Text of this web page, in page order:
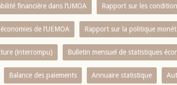
financière dans l‘UMOA Rapport sur les
de l‘UEMOA Rapport sur la politique
(interrompu) Bulletin mensuel de statistiques
Balance des paiements Annuaire statistique